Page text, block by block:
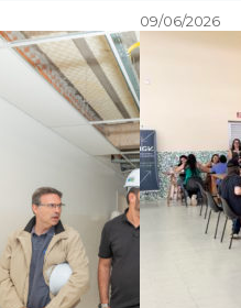
09/06/2026